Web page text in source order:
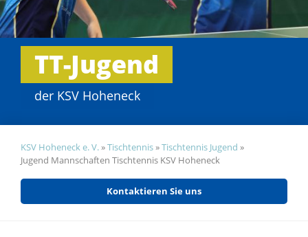
TT-Jugend
der KSV Hoheneck
KSV Hoheneck e. V.»Tischtennis»Tischtennis Jugend »
Jugend Mannschaften Tischtennis KSV Hoheneck
Kontaktieren Sie uns